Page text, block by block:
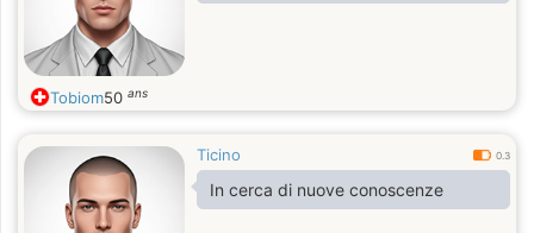
Tobiom50 ans
Ticino 0.3
In cerca di nuove conoscenze